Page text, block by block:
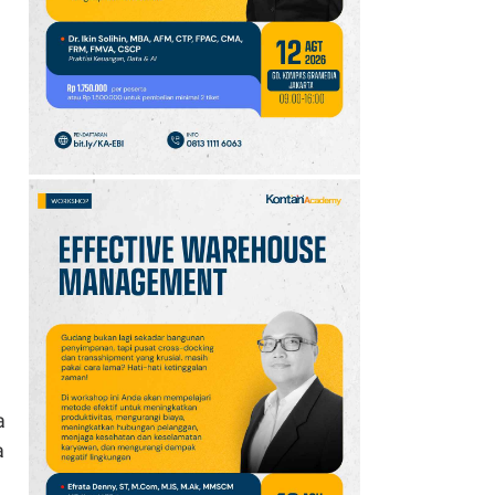
10 Klasemen Grup A Piala
AFF 2026: Ini Skenario
Indonesia Lolos ke
Semifinal